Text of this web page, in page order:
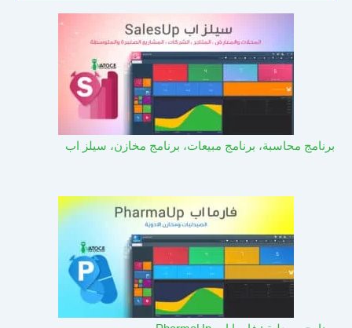
برنامج محاسبة، برنامج مبيعات، برنامج مخازن، سيلز اب